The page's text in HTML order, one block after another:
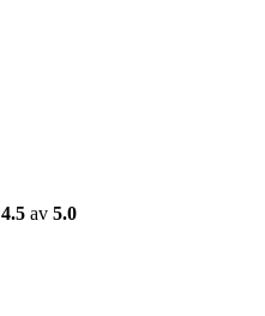
4.5 av 5.0